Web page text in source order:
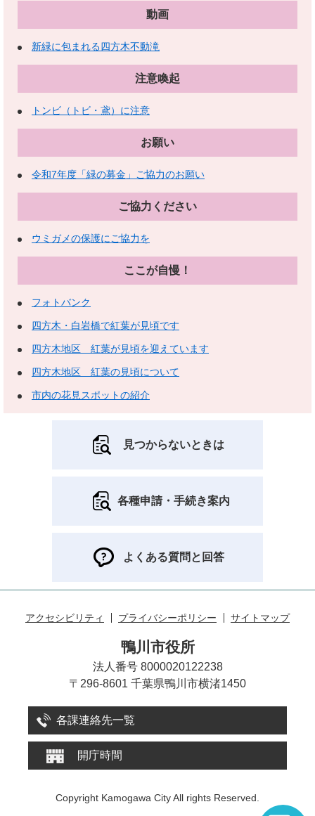
動画
新緑に包まれる四方木不動滝
注意喚起
トンビ（トビ・鳶）に注意
お願い
令和7年度「緑の募金」ご協力のお願い
ご協力ください
ウミガメの保護にご協力を
ここが自慢！
フォトバンク
四方木・白岩橋で紅葉が見頃です
四方木地区 紅葉が見頃を迎えています
四方木地区 紅葉の見頃について
市内の花見スポットの紹介
見つからないときは
各種申請・手続き案内
よくある質問と回答
アクセシビリティ プライバシーポリシー サイトマップ
鴨川市役所
法人番号 8000020122238
〒296-8601 千葉県鴨川市横渚1450
各課連絡先一覧
開庁時間
Copyright Kamogawa City All rights Reserved.